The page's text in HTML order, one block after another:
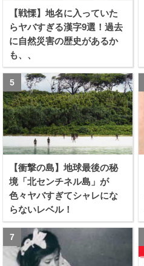
【戦慄】地名に入っていた
らヤバすぎる漢字9選！過去
に自然災害の歴史があるか
も、、
【衝撃の島】地球最後の秘
境「北センチネル島」が
色々ヤバすぎてシャレにな
らないレベル！